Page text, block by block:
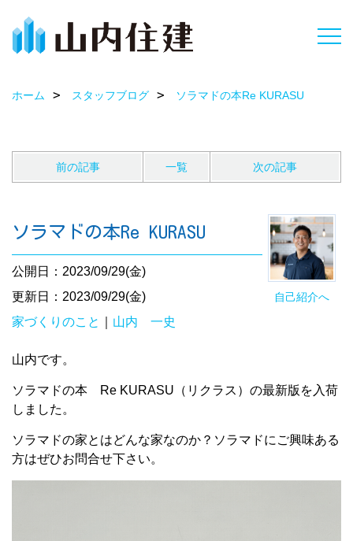
ホーム スタッフブログ ソラマドの本Re KURASU
前の記事 一覧 次の記事
自己紹介へ
ソラマドの本Re KURASU
公開日：2023/09/29(金)
更新日：2023/09/29(金)
家づくりのこと
山内 一史
山内です。
ソラマドの本 Re KURASU（リクラス）の最新版を入荷
しました。
ソラマドの家とはどんな家なのか？ソラマドにご興味ある
方はぜひお問合せ下さい。